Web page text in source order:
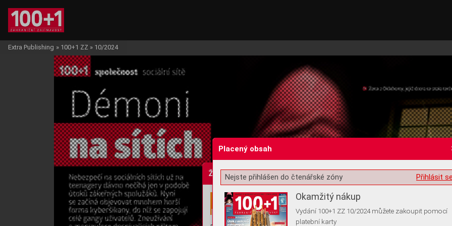
Žádost o souhlas s ukládáním volitelných informací
Extra Publishing » 100+1 ZZ » 10/2024
Placený obsah
Přihlásit
Nejste přihlášen do čtenářské zóny
Okamžitý nákup
Vydání 100+1 ZZ 10/2024 můžete zakoupit pomocí
platební karty